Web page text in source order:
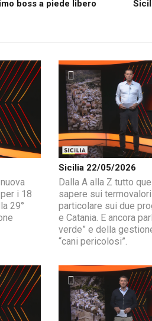
boss a piede libero
i 18
29°
Sicilia 22/05/2026
Dalla A alla Z tutto
sapere sui
particolare sui due
e Catania. E ancora
verde” e della
“cani pericolosi”.